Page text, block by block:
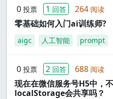
0 投票 1 回答 264 阅读
零基础如何入门ai训练师?
aigc 人工智能 prompt
0 投票 2 回答 688 阅读
现在在微信服务号H5中，
localStorage会共享吗？